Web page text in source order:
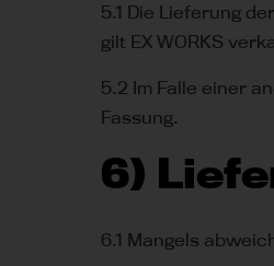
5.1 Die Lieferung
gilt EX WORKS
5.2 Im Falle einer
Fassung.
6)
6.1 Mangels